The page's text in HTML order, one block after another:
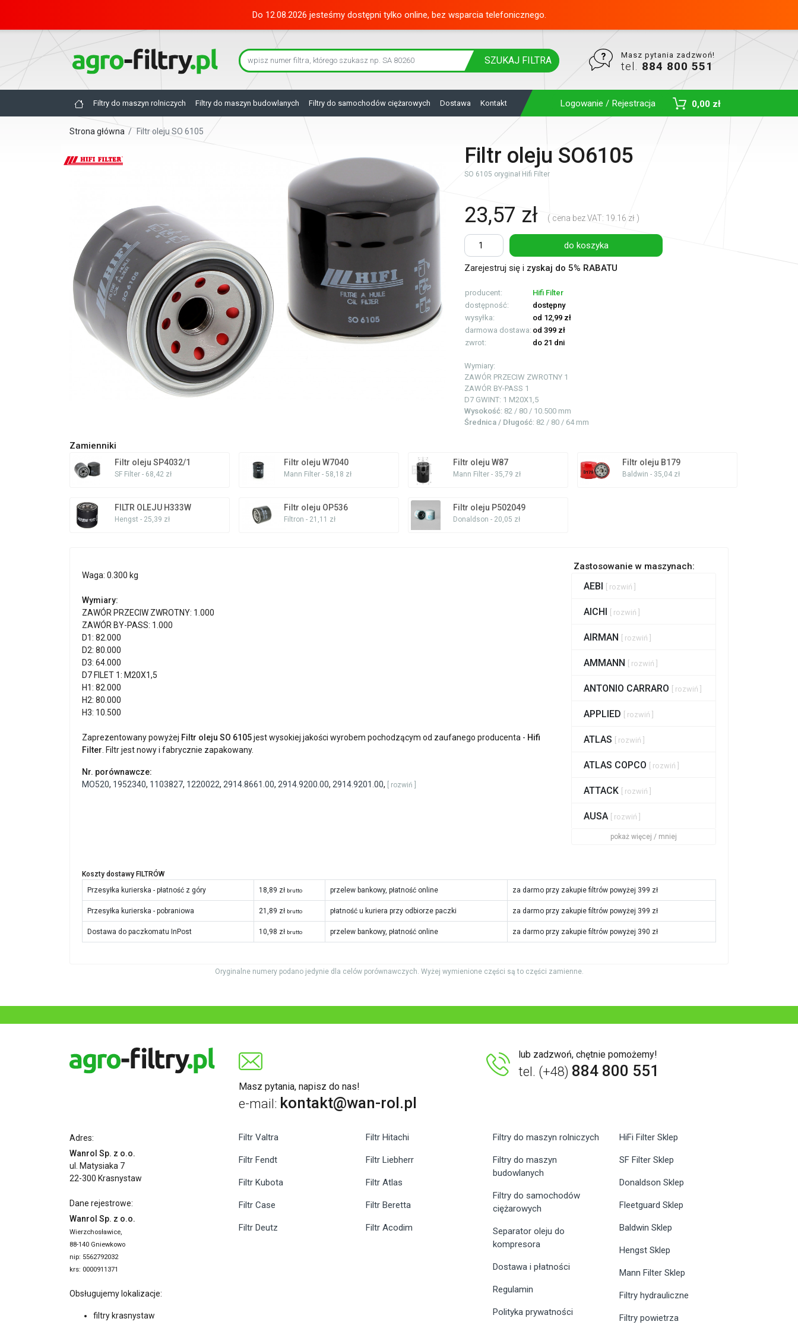
Do 12.08.2026 jesteśmy dostępni tylko online, bez wsparcia telefonicznego.
SZUKAJ FILTRA Masz pytania zadzwoń!
tel. 884 800 551
Filtry do maszyn rolniczych Filtry do maszyn budowlanych Filtry do samochodów ciężarowych Dostawa Kontakt Logowanie / Rejestracja 0,00 zł
Toggle Dropdown
Strona główna / Filtr oleju SO 6105
Filtr oleju SO6105
SO 6105 oryginał Hifi Filter
23,57 zł ( cena bez VAT: 19.16 zł )
do koszyka
Zarejestruj się i zyskaj do 5% RABATU
producent:
Hifi Filter
dostępność:
dostępny
wysyłka:
od 12,99 zł
darmowa dostawa: od 399 zł
zwrot:
do 21 dni
Wymiary:
ZAWÓR PRZECIW ZWROTNY 1
ZAWÓR BY-PASS 1
D7 GWINT: 1 M20X1,5
Wysokość: 82 / 80 / 10.500 mm
Średnica / Długość: 82 / 80 / 64 mm
Zamienniki
Filtr oleju SP4032/1
SF Filter - 68,42 zł
Filtr oleju W7040
Mann Filter - 58,18 zł
Filtr oleju W87
Mann Filter - 35,79 zł
Filtr oleju B179
Baldwin - 35,04 zł
FILTR OLEJU H333W
Hengst - 25,39 zł
Filtr oleju OP536
Filtron - 21,11 zł
Filtr oleju P502049
Donaldson - 20,05 zł
Waga: 0.300 kg
Wymiary:
ZAWÓR PRZECIW ZWROTNY: 1.000
ZAWÓR BY-PASS: 1.000
D1: 82.000
D2: 80.000
D3: 64.000
D7 FILET 1: M20X1,5
H1: 82.000
H2: 80.000
H3: 10.500
Zaprezentowany powyżej Filtr oleju SO 6105jest wysokiej jakości wyrobem pochodzącym od zaufanego producenta - Hifi
Filter. Filtr jest nowy i fabrycznie zapakowany.
Nr. porównawcze:
MO520, 1952340, 1103827, 1220022, 2914.8661.00, 2914.9200.00, 2914.9201.00, [ rozwiń ]
Zastosowanie w maszynach:
AEBI [ rozwiń ]
AICHI [ rozwiń ]
AIRMAN [ rozwiń ]
AMMANN [ rozwiń ]
ANTONIO CARRARO [ rozwiń ]
APPLIED [ rozwiń ]
ATLAS [ rozwiń ]
ATLAS COPCO [ rozwiń ]
ATTACK [ rozwiń ]
AUSA [ rozwiń ]
pokaż więcej / mniej
Koszty dostawy FILTRÓW
Przesyłka kurierska - płatność z góry
18,89 zł brutto przelew bankowy, płatność online za darmo przy zakupie filtrów powyżej 399 zł
Przesyłka kurierska - pobraniowa 21,89 zł brutto płatność u kuriera przy odbiorze paczki za darmo przy zakupie filtrów powyżej 399 zł
Dostawa do paczkomatu InPost 10,98 zł brutto przelew bankowy, płatność online za darmo przy zakupie filtrów powyżej 390 zł
Oryginalne numery podano jedynie dla celów porównawczych. Wyżej wymienione części są to części zamienne.
Masz pytania, napisz do nas!
e-mail: kontakt@wan-rol.pl
lub zadzwoń, chętnie pomożemy!
tel. (+48) 884 800 551
Adres:
Wanrol Sp. z o.o.
ul. Matysiaka 7
22-300 Krasnystaw
Dane rejestrowe:
Wanrol Sp. z o.o.
Wierzchosławice,
88-140 Gniewkowo
nip: 5562792032
krs: 0000911371
Obsługujemy lokalizacje:
filtry krasnystaw
Filtr Valtra
Filtr Fendt
Filtr Kubota
Filtr Case
Filtr Deutz
Filtr Hitachi
Filtr Liebherr
Filtr Atlas
Filtr Beretta
Filtr Acodim
Filtry do maszyn rolniczych
Filtry do maszyn
budowlanych
Filtry do samochodów
ciężarowych
Separator oleju do
kompresora
Dostawa i płatności
Regulamin
Polityka prywatności
HiFi Filter Sklep
SF Filter Sklep
Donaldson Sklep
Fleetguard Sklep
Baldwin Sklep
Hengst Sklep
Mann Filter Sklep
Filtry hydrauliczne
Filtry powietrza